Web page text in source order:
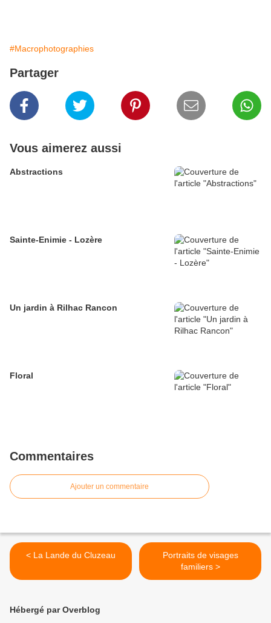
#Macrophotographies
Partager
Vous aimerez aussi
Abstractions
Sainte-Enimie - Lozère
Un jardin à Rilhac Rancon
Floral
Commentaires
Ajouter un commentaire
< La Lande du Cluzeau
Portraits de visages
familiers >
Hébergé par Overblog